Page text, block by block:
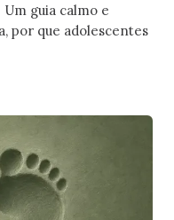
guia calmo e
por que adolescentes